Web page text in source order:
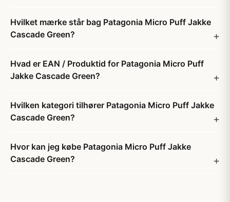
Hvilket mærke står bag Patagonia Micro Puff Jakke
Cascade Green?
Hvad er EAN / Produktid for Patagonia Micro Puff
Jakke Cascade Green?
Hvilken kategori tilhører Patagonia Micro Puff Jakke
Cascade Green?
Hvor kan jeg købe Patagonia Micro Puff Jakke
Cascade Green?